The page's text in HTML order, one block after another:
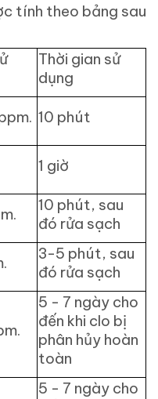
tính theo bảng sau
Thời gian sử
dụng
10 phút
1 giờ
10 phút, sau
đó rửa sạch
3-5 phút, sau
đó rửa sạch
5 - 7 ngày cho
đến khi clo bị
phân hủy hoàn
toàn
5 - 7 ngày cho